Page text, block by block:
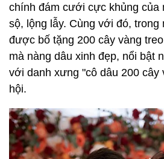
chính đám cưới cực khủng của
sộ, lộng lẫy. Cùng với đó, trong
được bố tặng 200 cây vàng
mà nàng dâu xinh đẹp, nổi bật
với danh xưng "cô dâu 200 cây
hội.